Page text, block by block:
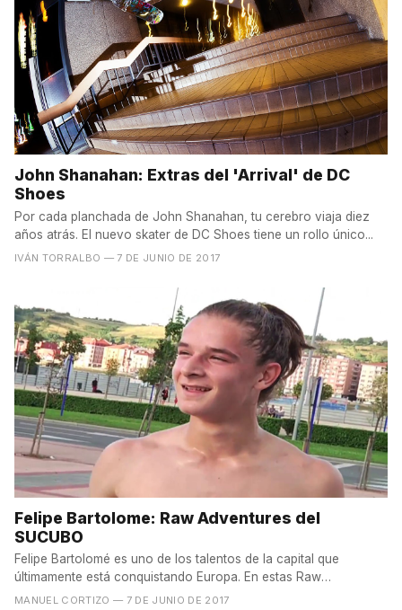
John Shanahan: Extras del 'Arrival' de DC
Shoes
Por cada planchada de John Shanahan, tu cerebro viaja diez
años atrás. El nuevo skater de DC Shoes tiene un rollo único...
IVÁN TORRALBO — 7 DE JUNIO DE 2017
Felipe Bartolome: Raw Adventures del
SUCUBO
Felipe Bartolomé es uno de los talentos de la capital que
últimamente está conquistando Europa. En estas Raw
Adventures...
MANUEL CORTIZO — 7 DE JUNIO DE 2017